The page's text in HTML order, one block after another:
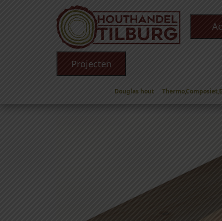
Projecten
Douglas hout
Douglas hout/Douglas Palen/